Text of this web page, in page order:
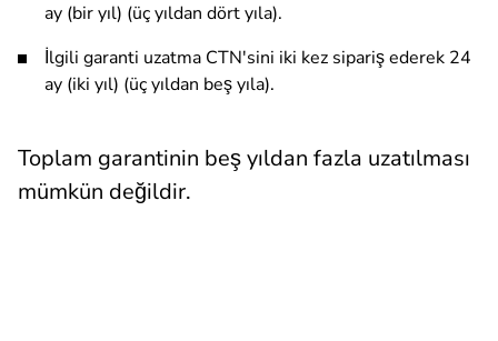
ay (bir yıl) (üç yıldan dört yıla).
İlgili garanti uzatma CTN'sini iki kez sipariş ederek 24
ay (iki yıl) (üç yıldan beş yıla).
Toplam garantinin beş yıldan fazla uzatılması
mümkün değildir.